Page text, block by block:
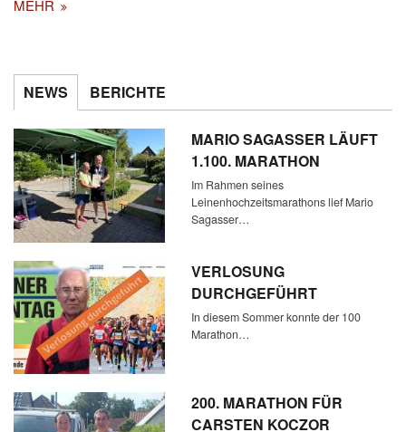
MEHR
NEWS BERICHTE
MARIO SAGASSER LÄUFT
1.100. MARATHON
Im Rahmen seines
Leinenhochzeitsmarathons lief Mario
Sagasser…
VERLOSUNG
DURCHGEFÜHRT
In diesem Sommer konnte der 100
Marathon…
200. MARATHON FÜR
CARSTEN KOCZOR